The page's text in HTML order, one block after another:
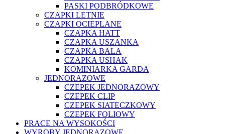
PASKI PODBRÓDKOWE
CZAPKI LETNIE
CZAPKI OCIEPLANE
CZAPKA HATT
CZAPKA USZANKA
CZAPKA BALA
CZAPKA USHAK
KOMINIARKA GARDA
JEDNORAZOWE
CZEPEK JEDNORAZOWY
CZEPEK CLIP
CZEPEK SIATECZKOWY
CZEPEK FOLIOWY
PRACE NA WYSOKOŚCI
WYROBY JEDNORAZOWE